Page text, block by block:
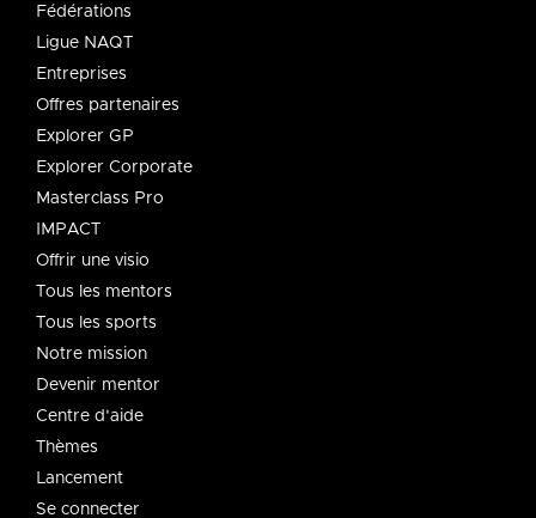
Fédérations
Ligue NAQT
Entreprises
Offres partenaires
Explorer GP
Explorer Corporate
Masterclass Pro
IMPACT
Offrir une visio
Tous les mentors
Tous les sports
Notre mission
Devenir mentor
Centre d'aide
Thèmes
Lancement
Se connecter